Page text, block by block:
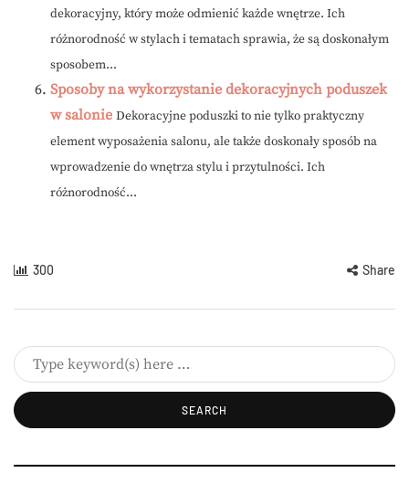
dekoracyjny, który może odmienić każde wnętrze. Ich
różnorodność w stylach i tematach sprawia, że są doskonałym
sposobem...
Sposoby na wykorzystanie dekoracyjnych poduszek
w salonie Dekoracyjne poduszki to nie tylko praktyczny
element wyposażenia salonu, ale także doskonały sposób na
wprowadzenie do wnętrza stylu i przytulności. Ich
różnorodność...
300 Share